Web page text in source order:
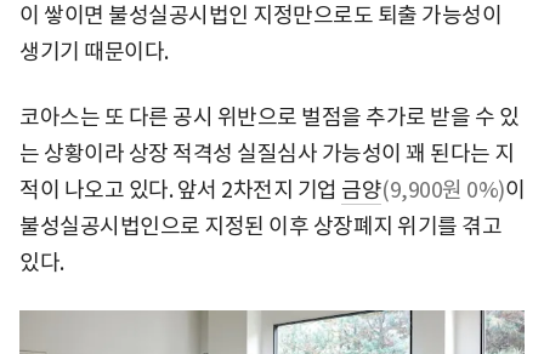
이 쌓이면 불성실공시법인 지정만으로도 퇴출 가능성이
생기기 때문이다.
코아스는 또 다른 공시 위반으로 벌점을 추가로 받을 수 있
는 상황이라 상장 적격성 실질심사 가능성이 꽤 된다는 지
적이 나오고 있다. 앞서 2차전지 기업 금양(9,900원 0%)이
불성실공시법인으로 지정된 이후 상장폐지 위기를 겪고
있다.